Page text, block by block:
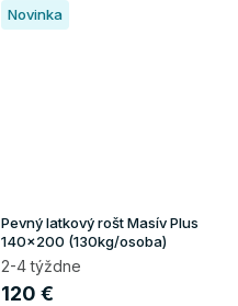
Novinka
Pevný latkový rošt Masív Plus
140x200 (130kg/osoba)
2-4 týždne
120 €